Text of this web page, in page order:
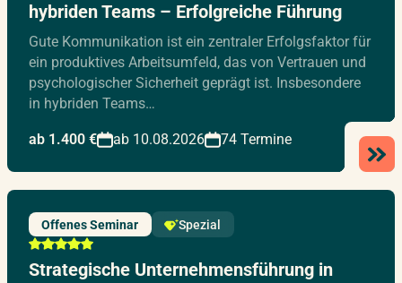
hybriden Teams – Erfolgreiche Führung
Gute Kommunikation ist ein zentraler Erfolgsfaktor für
ein produktives Arbeitsumfeld, das von Vertrauen und
psychologischer Sicherheit geprägt ist. Insbesondere
in hybriden Teams…
ab 1.400 € ab 10.08.2026 74 Termine
Offenes Seminar Spezial
Strategische Unternehmensführung in